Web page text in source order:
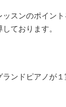
スンのポイン
ております。
ンドピアノが